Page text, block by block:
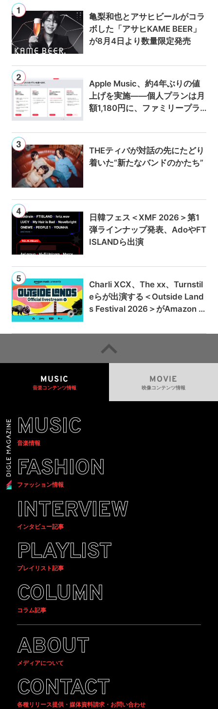
亀梨和也とアサヒビールがコラ
ボした「アサヒKAME BEER」
が8月4日より数量限定発売
Apple Music、約4年ぶりの値
上げを実施——個人プランは月
額1,180円に、ファミリープラ
THEティバが対話の先にたどり
着いた“新たなバンドのかたち”
日韓フェス＜XMF 2026＞第1
弾ラインナップ発表、AdoやFT
ISLANDら出演
Charli XCX、The xx、Turnstil
eらが出演する＜Outside Land
s Festival 2026＞がAmazon M
ブ配信
MUSIC
音楽コンテンツ情報
MOVIE
映像コンテンツ情報
MUSIC
音楽情報
FASHION
ファッション情報
INTERVIEW
インタビュー記事
PLAYLIST
プレイリスト記事
COLUMN
コラム記事
ABOUT
メディアについて
CONTACT
各種リリース提供・媒体資料請求・お問い合わせ